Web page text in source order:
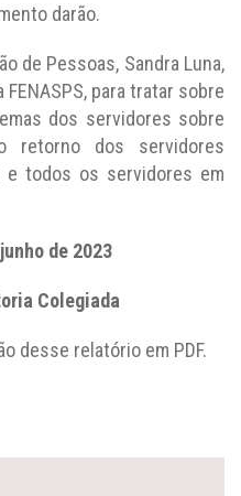
darão.
de Pessoas, Sandra Luna,
para tratar sobre
dos servidores sobre
retorno dos servidores
e todos os servidores em
de 2023
Colegiada
desse relatório em PDF.